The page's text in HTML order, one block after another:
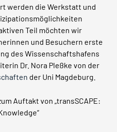
werden die Werkstatt und
Teil möchten wir
und Besuchern erste
des Wissenschaftshafens
Dr. Nora Pleßke von der
der Uni Magdeburg.
Auftakt von „transSCAPE: